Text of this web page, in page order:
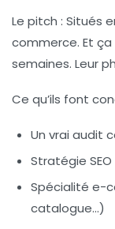
Le pitch : Situés
commerce. Et
semaines. Leur
Ce qu’ils font
Un vrai audit
Stratégie
Spécialité e-
catalogue…)